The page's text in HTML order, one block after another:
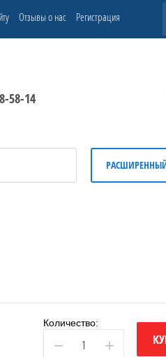
Отзывы о нас Регистрация
58-14
Количество:
− +